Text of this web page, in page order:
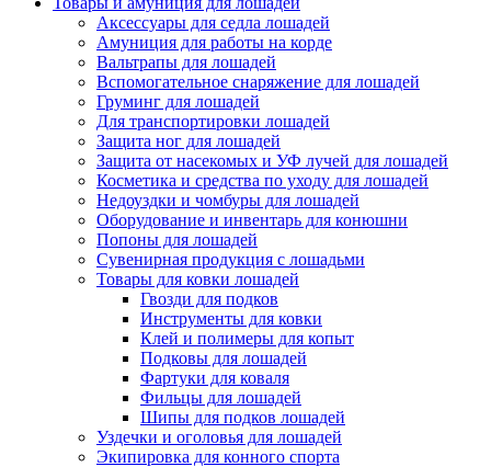
Аксессуары для седла лошадей
Амуниция для работы на корде
Вальтрапы для лошадей
Вспомогательное снаряжение для лошадей
Груминг для лошадей
Для транспортировки лошадей
Защита ног для лошадей
Защита от насекомых и УФ лучей для лошадей
Косметика и средства по уходу для лошадей
Недоуздки и чомбуры для лошадей
Оборудование и инвентарь для конюшни
Попоны для лошадей
Сувенирная продукция с лошадьми
Товары для ковки лошадей
Гвозди для подков
Инструменты для ковки
Клей и полимеры для копыт
Подковы для лошадей
Фартуки для коваля
Фильцы для лошадей
Шипы для подков лошадей
Уздечки и оголовья для лошадей
Экипировка для конного спорта